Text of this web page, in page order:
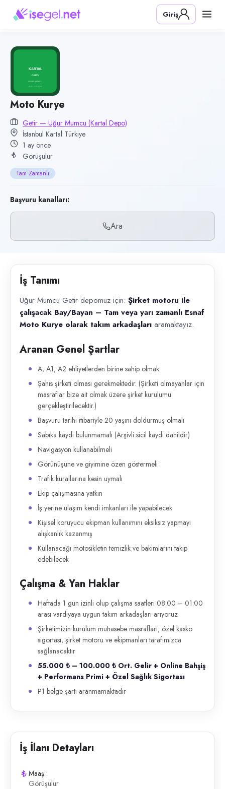
Pozisyon
Moto Kurye
Getir — Uğur Mumcu (Kartal Depo)
Kategori
Lojistik & Taşımacılık
Konum
Kartal, İstanbul
Çalışma şekli
Tam Zamanlı
Yayın tarihi
17 Haziran 2026
Son geçerlilik
15 Eylül 2026
İlan açıklaması
Uğur Mumcu Getir depomuz için: Şirket motoru ile çalışacak Bay/
Giriş
Moto Kurye
Getir — Uğur Mumcu (Kartal Depo)
İstanbul Kartal Türkiye
1 ay önce
Görüşülür
Tam Zamanlı
Başvuru kanalları:
Ara
İş Tanımı
Uğur Mumcu Getir depomuz için: Şirket motoru ile
çalışacak Bay/Bayan – Tam veya yarı zamanlı Esnaf
Moto Kurye olarak takım arkadaşları aramaktayız.
Aranan Genel Şartlar
A, A1, A2 ehliyetlerden birine sahip olmak
Şahıs şirketi olması gerekmektedir. (Şirketi olmayanlar için
masraflar bize ait olmak üzere şirket kurulumu
gerçekleştirilecektir.)
Başvuru tarihi itibariyle 20 yaşını doldurmuş olmalı
Sabıka kaydı bulunmamalı (Arşivli sicil kaydı dahildir)
Navigasyon kullanabilmeli
Görünüşüne ve giyimine özen göstermeli
Trafik kurallarına kesin uymalı
Ekip çalışmasına yatkın
İş yerine ulaşım kendi imkanları ile yapabilecek
Kişisel koruyucu ekipman kullanımını eksiksiz yapmayı
alışkanlık kazanmış
Kullanacağı motosikletin temizlik ve bakımlarını takip
edebilecek
Çalışma & Yan Haklar
Haftada 1 gün izinli olup çalışma saatleri 08:00 – 01:00
arası vardiyaya uygun takım arkadaşları arıyoruz
Şirketimizin kurulum muhasebe masrafları, özel kasko
sigortası, şirket motoru ve ekipmanları tarafımızca
sağlanacaktır
55.000 ₺ – 100.000 ₺ Ort. Gelir + Online Bahşiş
+ Performans Primi + Özel Sağlık Sigortası
P1 belge şartı aranmamaktadır
İş İlanı Detayları
Maaş:
Görüşülür